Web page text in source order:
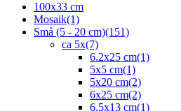
100x33 cm
Mosaik(1)
Små (5 - 20 cm)(151)
ca 5x(7)
6.2x25 cm(1)
5x5 cm(1)
5x20 cm(2)
6x25 cm(2)
6.5x13 cm(1)